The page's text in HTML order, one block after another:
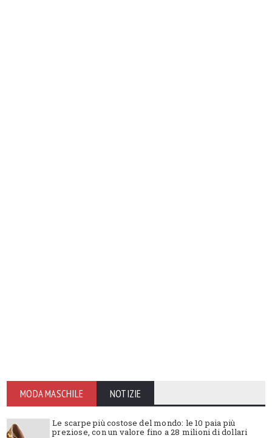
MODA MASCHILE NOTIZIE
Le scarpe più costose del mondo: le 10 paia più
preziose, con un valore fino a 28 milioni di dollari